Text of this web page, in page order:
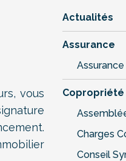
vous
Actualités
Assurance
Copropriété
Charges
Conseil